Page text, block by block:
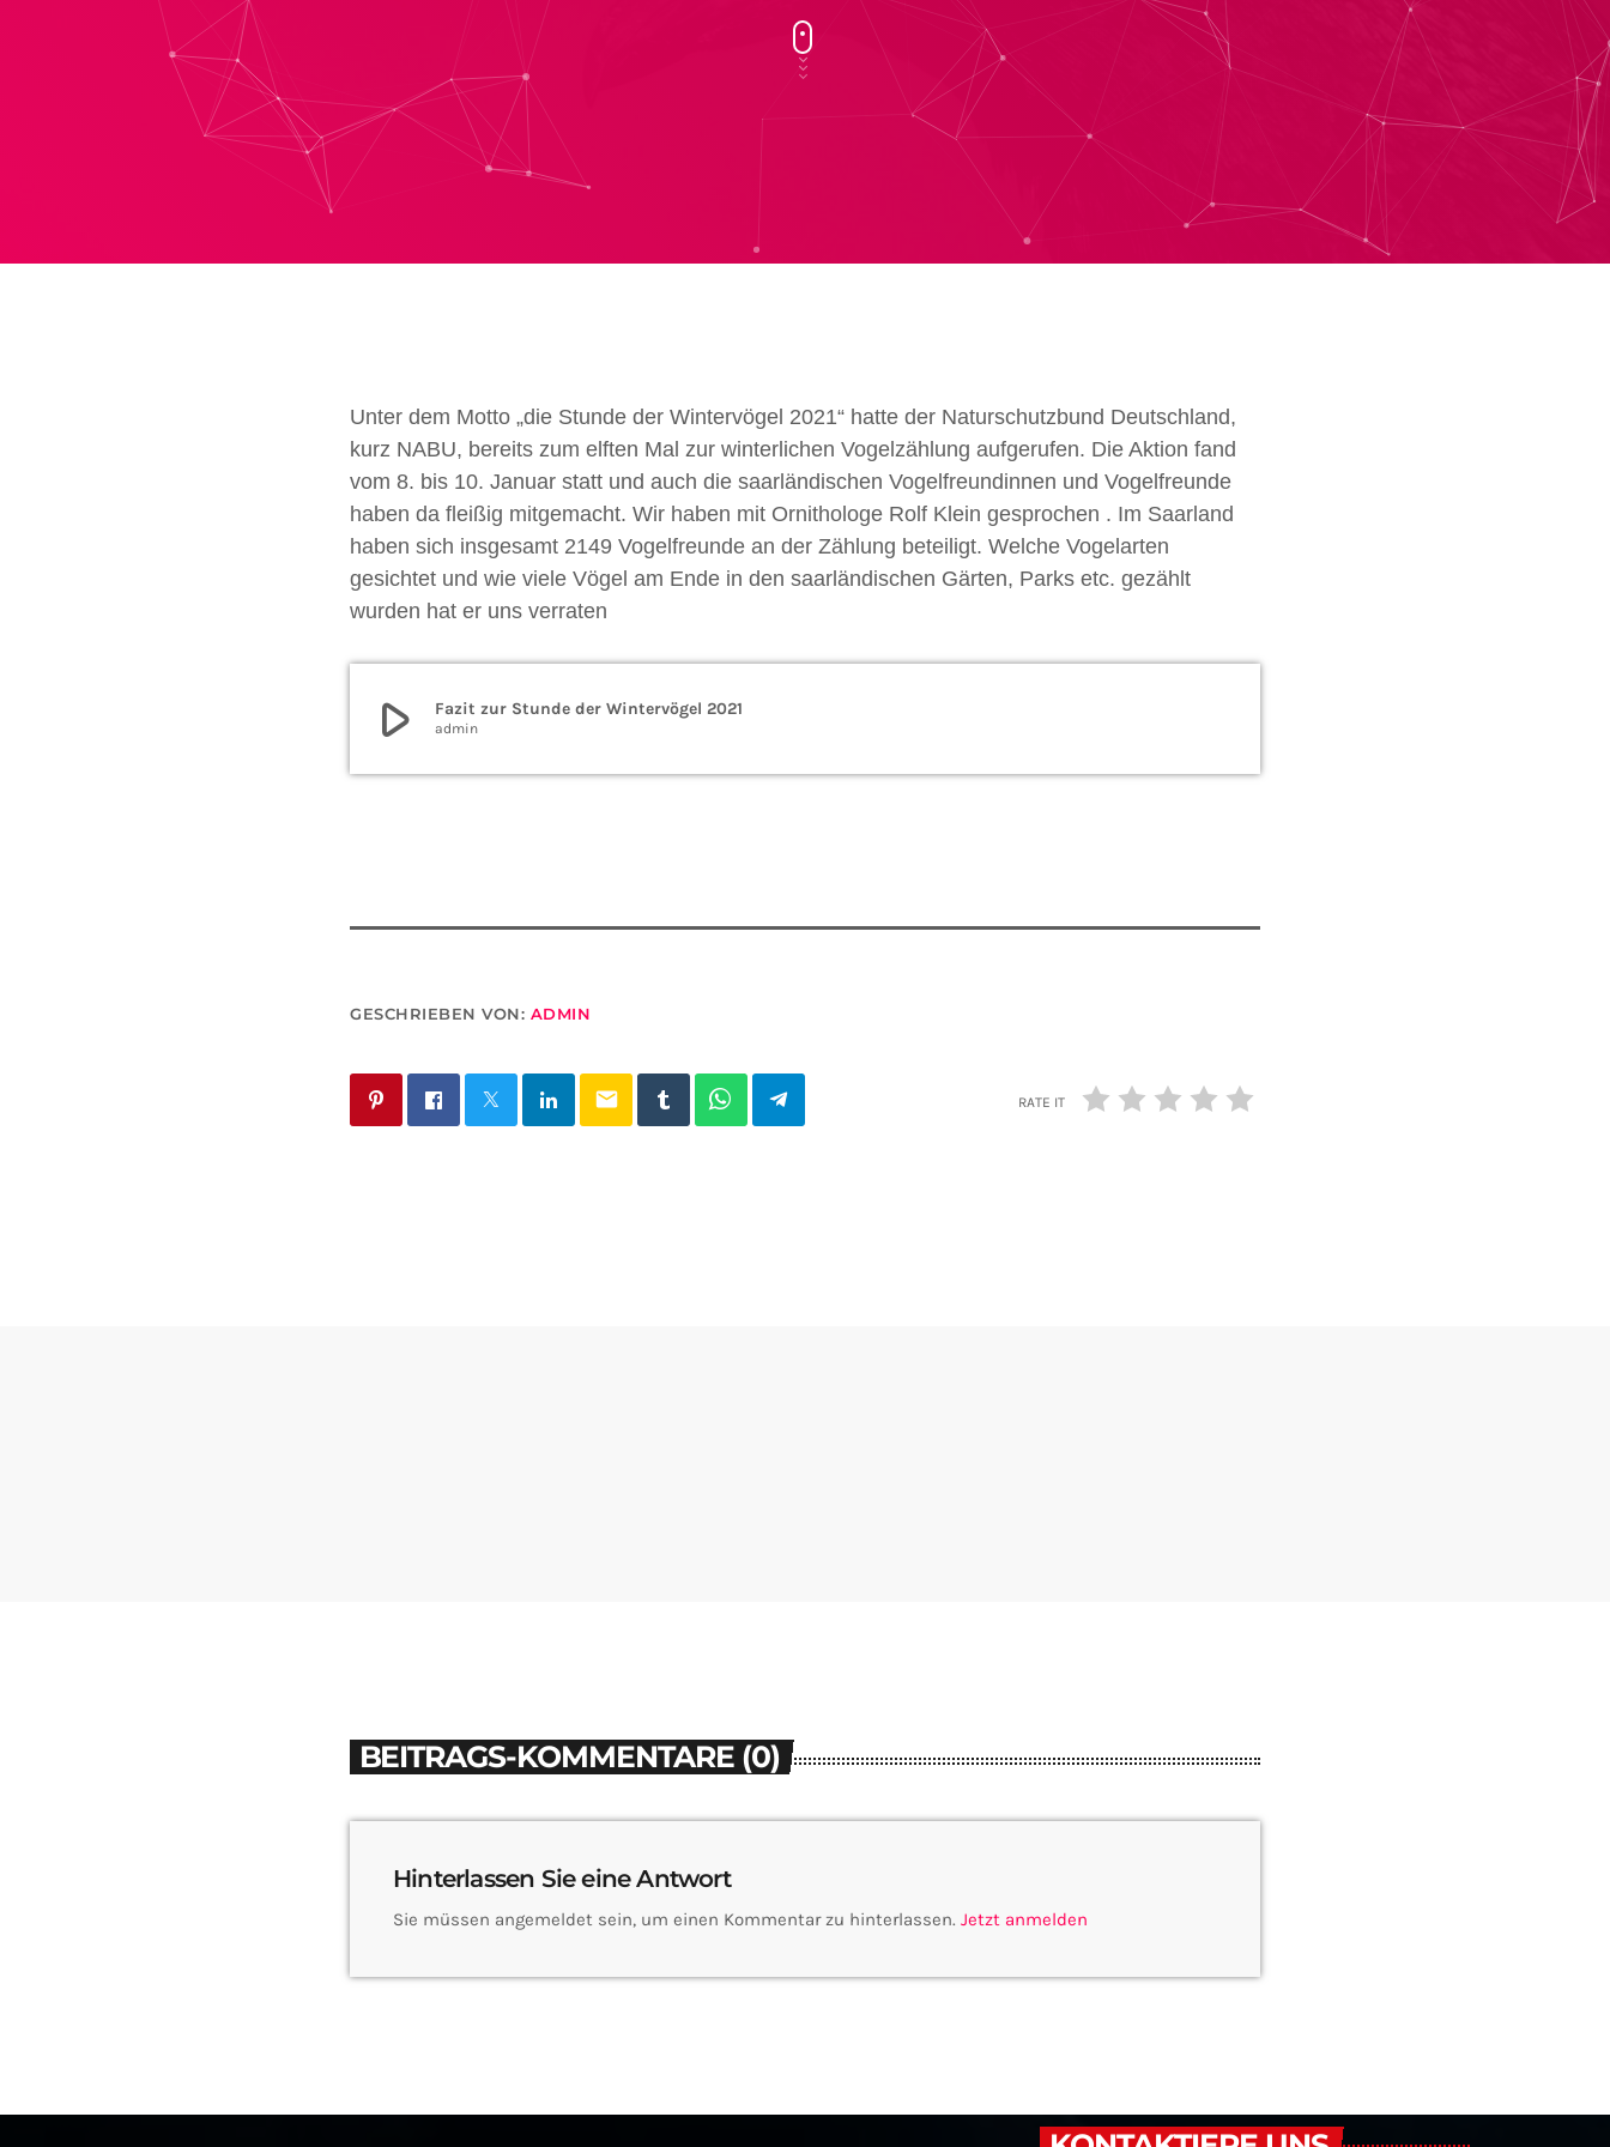
Unter dem Motto „die Stunde der Wintervögel 2021“ hatte der Naturschutzbund Deutschland,
kurz NABU, bereits zum elften Mal zur winterlichen Vogelzählung aufgerufen. Die Aktion fand
vom 8. bis 10. Januar statt und auch die saarländischen Vogelfreundinnen und Vogelfreunde
haben da fleißig mitgemacht. Wir haben mit Ornithologe Rolf Klein gesprochen . Im Saarland
haben sich insgesamt 2149 Vogelfreunde an der Zählung beteiligt. Welche Vogelarten
gesichtet und wie viele Vögel am Ende in den saarländischen Gärten, Parks etc. gezählt
wurden hat er uns verraten
play_arrow Fazit zur Stunde der Wintervögel 2021
admin
GESCHRIEBEN VON: ADMIN
email RATE IT
BEITRAGS-KOMMENTARE (0)
Hinterlassen Sie eine Antwort
Sie müssen angemeldet sein, um einen Kommentar zu hinterlassen. Jetzt anmelden